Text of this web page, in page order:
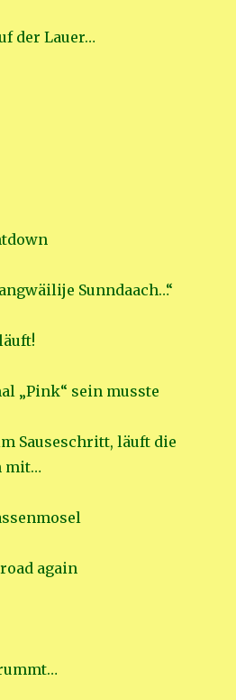
der Lauer…
Sunndaach…“
„Pink“ sein musste
Sauseschritt, läuft die
mit…
again